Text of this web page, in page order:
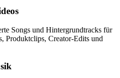
Songs und Hintergrundtracks für
Produktclips, Creator-Edits und